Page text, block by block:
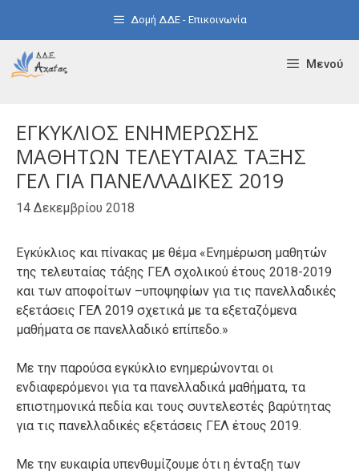
Δομή ΔΔΕ - Επικοινωνία
Μενού
ΕΓΚΥΚΛΙΟΣ ΕΝΗΜΕΡΩΣΗΣ
ΜΑΘΗΤΩΝ ΤΕΛΕΥΤΑΙΑΣ ΤΑΞΗΣ
ΓΕΛ ΓΙΑ ΠΑΝΕΛΛΑΔΙΚΕΣ 2019
14 Δεκεμβρίου 2018
Εγκύκλιος και πίνακας με θέμα «Ενημέρωση μαθητών
της τελευταίας τάξης ΓΕΛ σχολικού έτους 2018-2019
και των αποφοίτων –υποψηφίων για τις πανελλαδικές
εξετάσεις ΓΕΛ 2019 σχετικά με τα εξεταζόμενα
μαθήματα σε πανελλαδικό επίπεδο.»
Με την παρούσα εγκύκλιο ενημερώνονται οι
ενδιαφερόμενοι για τα πανελλαδικά μαθήματα, τα
επιστημονικά πεδία και τους συντελεστές βαρύτητας
για τις πανελλαδικές εξετάσεις ΓΕΛ έτους 2019.
Με την ευκαιρία υπενθυμίζουμε ότι η ένταξη των